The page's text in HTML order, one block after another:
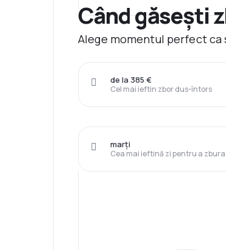
Când găsești
Alege momentul perfect
Cel mai ieftin zbor dus-întors
de la 385 €
Cea mai ieftină zi pentru a zbura
marți